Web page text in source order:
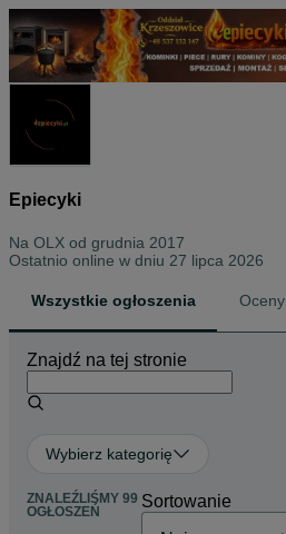
Epiecyki
Na OLX od grudnia 2017
Ostatnio online w dniu 27 lipca 2026
Wszystkie ogłoszenia Oceny
Znajdź na tej stronie
Wybierz kategorię
ZNALEŹLIŚMY 99
OGŁOSZEŃ
Sortowanie